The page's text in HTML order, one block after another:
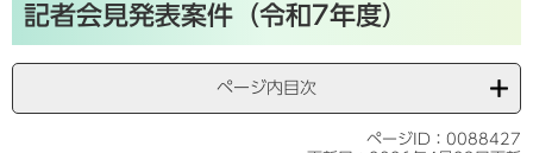
文記者会見発表案件（令和7年度）
ページ内目次
ページID：0088427